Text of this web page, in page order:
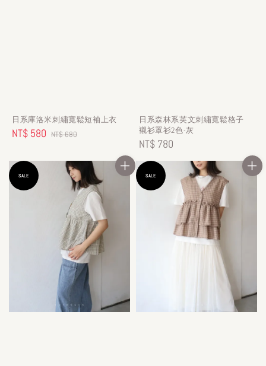
日系庫洛米刺繡寬鬆短袖上衣
Sale
NT$ 580 Regular
NT$ 680
日系森林系英文刺繡寬鬆格子
襯衫罩衫2色-灰
Regular
price
NT$ 780
SALE SALE